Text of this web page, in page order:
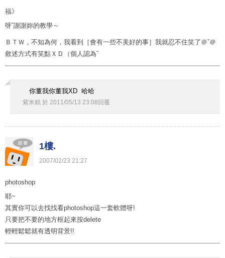
福》
呀ˇ謝謝妳的教學～
ＢＴＷ，不知為何，我看到［會有一些不美好的事］我就忍不住笑了＠ˇ＠
敘述方式有笑點ＸＤ（個人認為ˇ
你董我你董我XD 哈哈
紫米糕 於 2011/05/13 23:08 回覆
1樓.
2007/02/23 21:27
photoshop
耶~
其實你可以去找找看photoshop這一套軟體呀!
只要把不要的地方框起來按delete
輕輕鬆鬆就有透明背景!!